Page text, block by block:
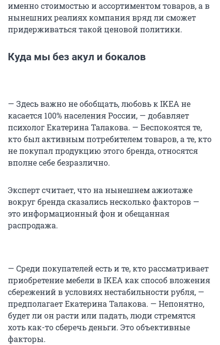
именно стоимостью и ассортиментом товаров, а в
нынешних реалиях компания вряд ли сможет
придерживаться такой ценовой политики.
Куда мы без акул и бокалов
— Здесь важно не обобщать, любовь к IKEA не
касается 100% населения России, — добавляет
психолог Екатерина Талакова. — Беспокоятся те,
кто был активным потребителем товаров, а те, кто
не покупал продукцию этого бренда, относятся
вполне себе безразлично.
Эксперт считает, что на нынешнем ажиотаже
вокруг бренда сказались несколько факторов —
это информационный фон и обещанная
распродажа.
— Среди покупателей есть и те, кто рассматривает
приобретение мебели в IKEA как способ вложения
сбережений в условиях нестабильности рубля, —
предполагает Екатерина Талакова. — Непонятно,
будет ли он расти или падать, люди стремятся
хоть как-то сберечь деньги. Это объективные
факторы.